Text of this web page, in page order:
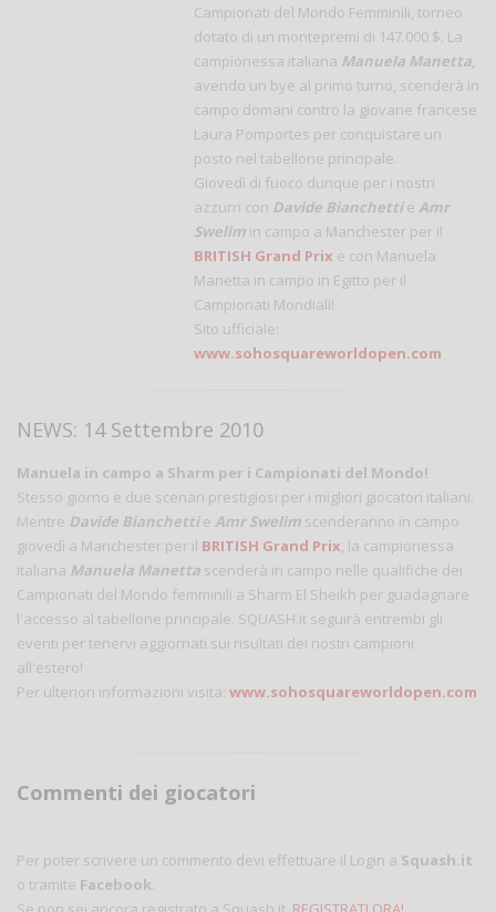
Campionati del Mondo Femminili, torneo
dotato di un montepremi di 147.000 $. La
campionessa italiana Manuela Manetta
avendo un bye al primo turno, scenderà in
campo domani contro la giovane francese
Laura Pomportes per conquistare un
posto nel tabellone principale.
Giovedì di fuoco dunque per i nostri
azzurri con Davide Bianchettie Amr
Swelim in campo a Manchester per il
BRITISH Grand Prix e con Manuela
Manetta in campo in Egitto per il
Campionati Mondiali!
Sito ufficiale:
www.sohosquareworldopen.com
NEWS: 14 Settembre 2010
Manuela in campo a Sharm per i Campionati del Mondo!
Stesso giorno e due scenari prestigiosi per i migliori giocatori italiani.
Mentre Davide Bianchettie Amr Swelim scenderanno in campo
giovedì a Manchester per il BRITISH Grand Prix , la campionessa
italiana Manuela Manetta scenderà in campo nelle qualifiche dei
Campionati del Mondo femminili a Sharm El Sheikh per guadagnare
l'accesso al tabellone principale. SQUASH.it seguirà entrembi gli
eventi per tenervi aggiornati sui risultati dei nostri campioni
all'estero!
Per ulteriori informazioni visita: www.sohosquareworldopen.com
Commenti dei giocatori
Per poter scrivere un commento devi effettuare il Login a Squash.it
o tramite Facebook